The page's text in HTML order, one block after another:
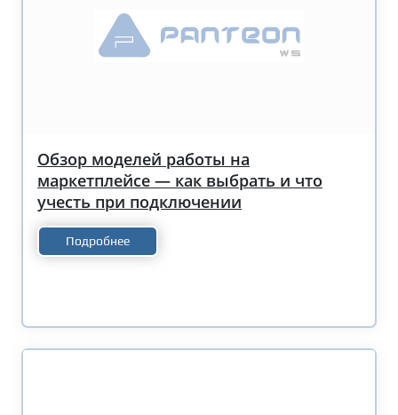
Обзор моделей работы на
маркетплейсе — как выбрать и что
учесть при подключении
Подробнее